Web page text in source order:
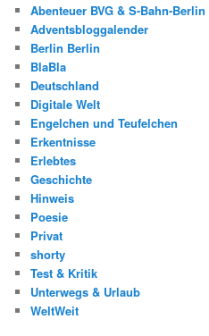
Abenteuer BVG & S-Bahn-Berlin
Adventsbloggalender
Berlin Berlin
BlaBla
Deutschland
Digitale Welt
Engelchen und Teufelchen
Erkentnisse
Erlebtes
Geschichte
Hinweis
Poesie
Privat
shorty
Test & Kritik
Unterwegs & Urlaub
WeltWeit